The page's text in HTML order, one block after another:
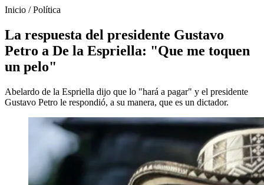
Inicio /Política
La respuesta del presidente Gustavo
Petro a De la Espriella: "Que me toquen
un pelo"
Abelardo de la Espriella dijo que lo "hará a pagar" y el presidente
Gustavo Petro le respondió, a su manera, que es un dictador.